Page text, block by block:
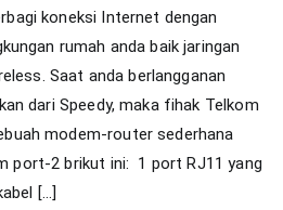
koneksi Internet dengan
rumah anda baik jaringan
Saat anda berlangganan
dari Speedy, maka fihak Telkom
modem-router sederhana
port-2 brikut ini: 1 port RJ11 yang
[…]